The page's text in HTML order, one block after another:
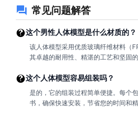
常见问题解答
这个男性人体模型是什么材质的？
该人体模型采用优质玻璃纤维材料（
其卓越的耐用性、精湛的工艺和坚固的
这个人体模型容易组装吗？
是的，它的组装过程简单便捷。每个
书，确保快速安装，节省您的时间和精